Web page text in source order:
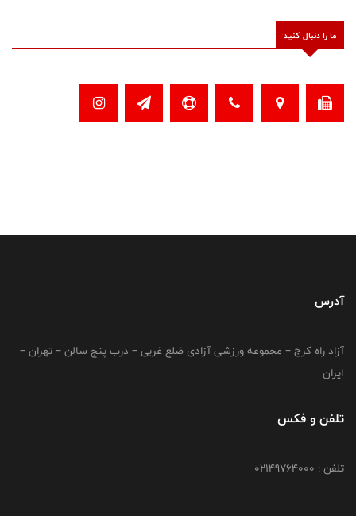
ما را دنبال کنید
آدرس
آزاد راه کرج – مجموعه ورزشی آزادی ضلع غربی – درب پنج سالن – تهران –
ایران
تلفن و فکس
تلفن : 02149764000